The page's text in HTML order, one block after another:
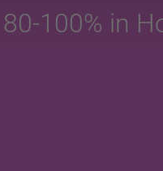
80-100% in